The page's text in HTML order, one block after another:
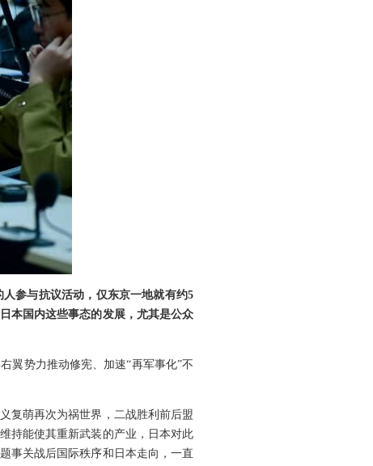
参与抗议活动，仅东京一地就有约5
本国内这些事态的发展，尤其是公众
翼势力推动修宪、加速“再军事化”不
复萌再次为祸世界，二战胜利前后盟
持能使其重新武装的产业，日本对此
事关战后国际秩序和日本走向，一直